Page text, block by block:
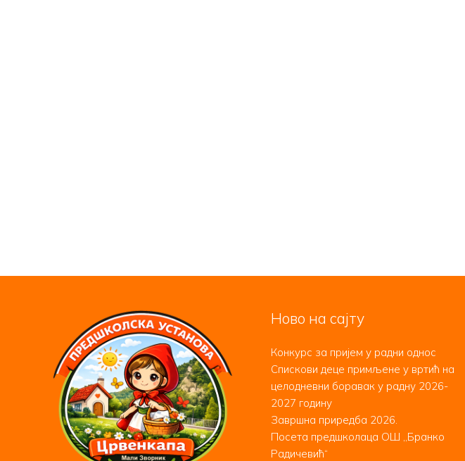
Ново на сајту
Конкурс за пријем у радни однос
Спискови деце примљене у вртић на
целодневни боравак у радну 2026-
2027 годину
Завршна приредба 2026.
Посета предшколаца ОШ ,,Бранко
Радичевић“